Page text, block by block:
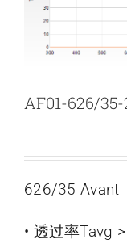
关于量感
联系我们
AF01-626/35-
626/35 Avant
• 透过率Tavg